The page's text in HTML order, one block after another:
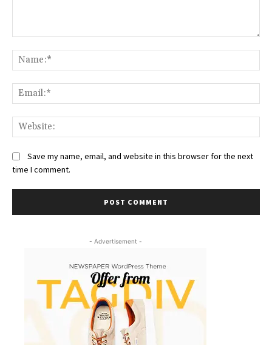
Save my name, email, and website in this browser for the next
time I comment.
- Advertisement -